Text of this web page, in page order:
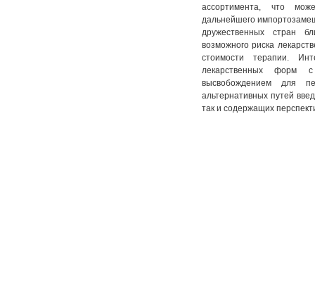
ассортимента, что
дальнейшего
дружественных стран
возможного риска
стоимости терапии.
лекарственных форм
высвобождением для
альтернативных путей
так и содержащих